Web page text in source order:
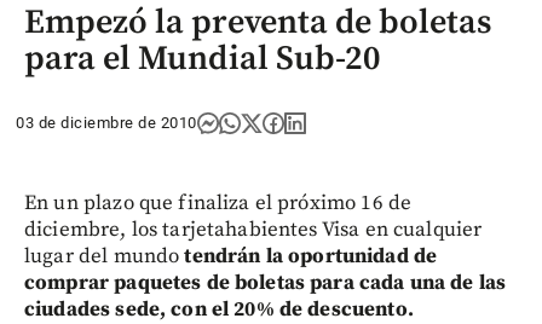
Empezó la preventa de boletas
para el Mundial Sub-20
03 de diciembre de 2010
En un plazo que finaliza el próximo 16 de
diciembre, los tarjetahabientes Visa en cualquier
lugar del mundotendrán la oportunidad de
comprar paquetes de boletas para cada una de las
ciudades sede, con el 20% de descuento.